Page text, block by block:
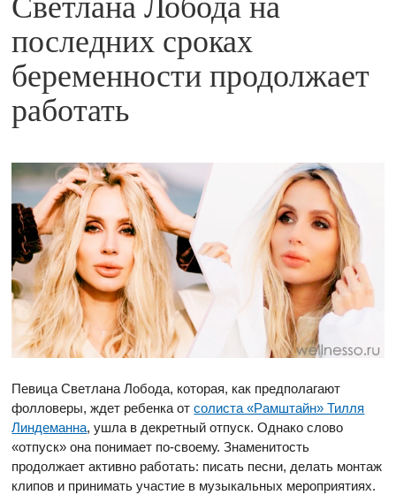
последних сроках
беременности продолжает
работать
Певица Светлана Лобода, которая, как предполагают
фолловеры, ждет ребенка отсолиста «Рамштайн» Тилля
Линдеманна, ушла в декретный отпуск. Однако слово
«отпуск» она понимает по-своему. Знаменитость
продолжает активно работать: писать песни, делать монтаж
клипов и принимать участие в музыкальных мероприятиях.